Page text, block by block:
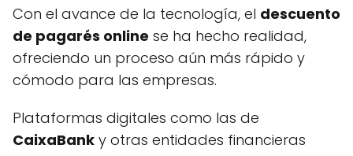
Con el avance de la tecnología, el descuento
de pagarés online se ha hecho realidad,
ofreciendo un proceso aún más rápido y
cómodo para las empresas.
Plataformas digitales como las de
CaixaBank y otras entidades financieras